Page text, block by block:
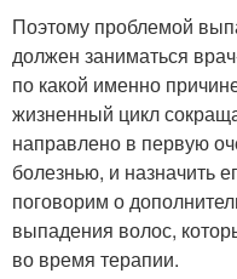
Поэтому проблемой
должен заниматься
по какой именно
жизненный цикл
направлено в первую
болезнью, и назначить
поговорим о
выпадения волос,
во время терапии.